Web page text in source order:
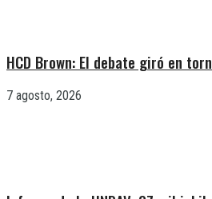
HCD Brown: El debate giró en
7 agosto, 2026